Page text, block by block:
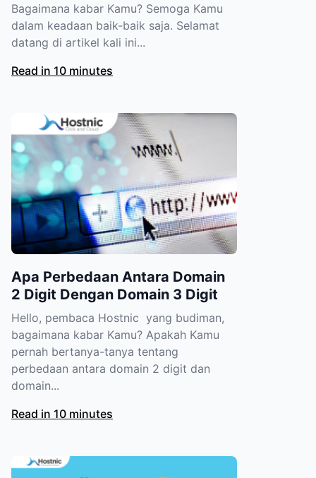
Bagaimana kabar Kamu? Semoga Kamu
dalam keadaan baik-baik saja. Selamat
datang di artikel kali ini...
Read in 10 minutes
Apa Perbedaan Antara Domain
2 Digit Dengan Domain 3 Digit
Hello, pembaca Hostnic yang budiman,
bagaimana kabar Kamu? Apakah Kamu
pernah bertanya-tanya tentang
perbedaan antara domain 2 digit dan
domain...
Read in 10 minutes